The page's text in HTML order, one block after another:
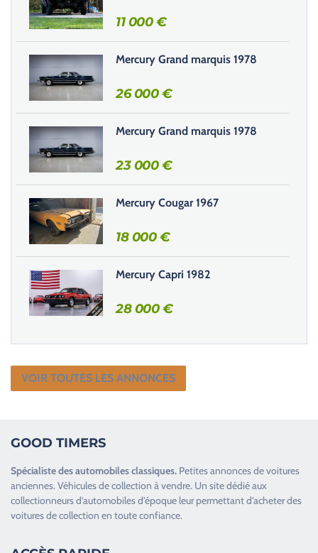
r
c
e
c
h
a
m
p
d
e
.
11 000€
Mercury Grand marquis 1978
26 000€
Mercury Grand marquis 1978
23 000€
Mercury Cougar 1967
18 000€
Mercury Capri 1982
28 000€
VOIR TOUTES LES ANNONCES
GOOD TIMERS
Spécialiste desautomobiles classiques. Petites annonces devoitures
anciennes.Véhicules de collection à vendre. Un site dédié aux
collectionneurs d’automobiles d’époque leur permettant d’acheter des
voitures de collection en toute confiance.